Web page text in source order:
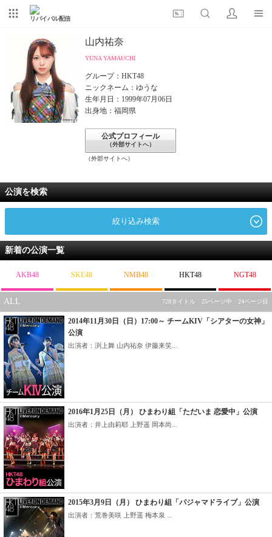
リバイバル配信
山内祐奈
YUNA YAMAUCHI
グループ：HKT48
ニックネーム：ゆうな
生年月日：1999年07月06日
出身地：福岡県
公式プロフィール
（外部サイトへ）
（外部サイトへ）
公演を検索
絞り込み検索
新着の公演一覧
AKB48 SKE48 NMB48 HKT48 NGT48
ALL 728タイトル 25ページ中 24ページ目
2014年11月30日（日）17:00～ チームKIV「シアターの女神」
公演
出演者：渕上舞 山内祐奈 伊藤来笑...
2016年1月25日（月） ひまわり組「ただいま 恋愛中」公演
出演者：井上由莉耶 上野遥 岡本尚...
2015年3月9日（月） ひまわり組「パジャマドライブ」公演
出演者：荒巻美咲 上野遥 梅本泉 ...